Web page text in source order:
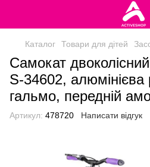
Каталог Товари для дітей
Самокат
S-34602,
гальмо, передній
Артикул: 478720 Написати відгук